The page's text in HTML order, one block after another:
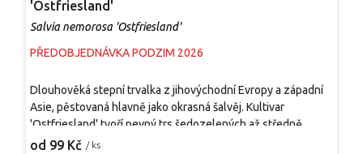
'Ostfriesland'
Salvia nemorosa 'Ostfriesland'
PŘEDOBJEDNÁVKA PODZIM 2026
od 99 Kč / ks
Dlouhověká stepní trvalka z jihovýchodní Evropy a západní
Asie, pěstovaná hlavně jako okrasná šalvěj. Kultivar
'Ostfriesland' tvoří pevný trs šedozelených až středně
zelených lehce drsných listů. Od června do srpna nese